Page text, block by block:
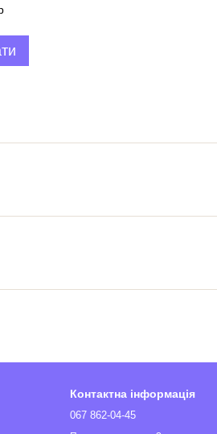
Контактна інформація
067 862-04-45